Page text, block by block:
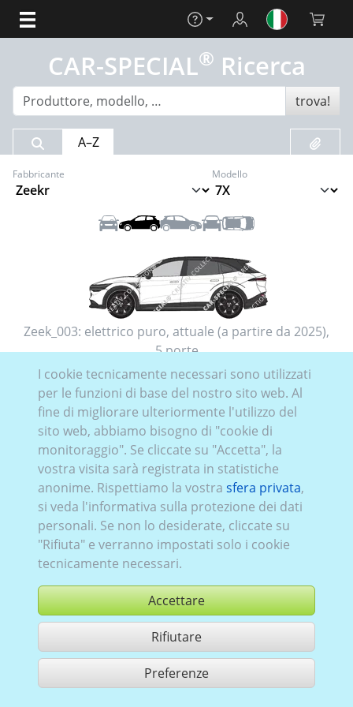
Aiuto Login Carrello
CAR-SPECIAL® Ricerca
trova!
Risultato della ricerca
A–Z
Fabbricante Modello
Anteriore
SinistraDestraPosteriore
Tetto
Zeek_003: elettrico puro, attuale (a partire da 2025),
5 porte
comprare
condividi 1 risultati di ricerca
I cookie tecnicamente necessari sono utilizzati
per le funzioni di base del nostro sito web. Al
fine di migliorare ulteriormente l'utilizzo del
sito web, abbiamo bisogno di "cookie di
monitoraggio". Se cliccate su "Accetta", la
vostra visita sarà registrata in statistiche
anonime. Rispettiamo la vostra sfera privata,
si veda l'informativa sulla protezione dei dati
personali. Se non lo desiderate, cliccate su
"Rifiuta" e verranno impostati solo i cookie
tecnicamente necessari.
Accettare
Rifiutare
Preferenze